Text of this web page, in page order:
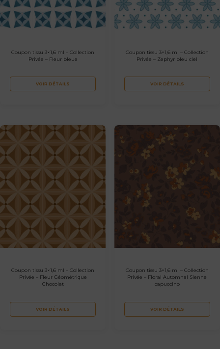
Coupon tissu 3×1,6 ml – Collection
Privée – Fleur bleue
VOIR DÉTAILS
Coupon tissu 3×1,6 ml – Collection
Privée – Zephyr bleu ciel
VOIR DÉTAILS
Coupon tissu 3×1,6 ml – Collection
Privée – Fleur Géométrique
Chocolat
VOIR DÉTAILS
Coupon tissu 3×1,6 ml – Collection
Privée – Floral Automnal Sienne
capuccino
VOIR DÉTAILS